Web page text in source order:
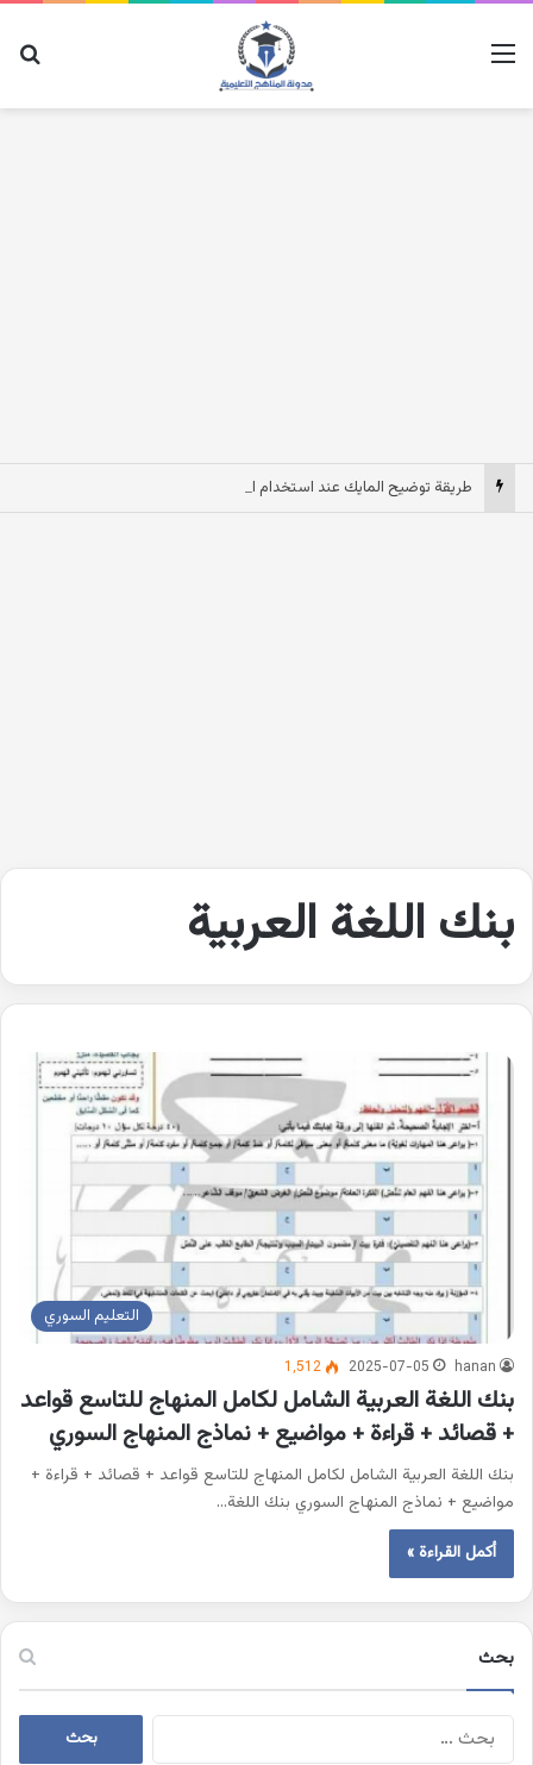
القائمة
بنك اللغة العربية
التعليم السوري
hanan
2025-07-05 1٬512
بنك اللغة العربية الشامل لكامل المنهاج للتاسع قواعد
+ قصائد + قراءة + مواضيع + نماذج المنهاج السوري
بنك اللغة العربية الشامل لكامل المنهاج للتاسع قواعد + قصائد + قراءة +
مواضيع + نماذج المنهاج السوري بنك اللغة…
أكمل القراءة »
بحث
البحث